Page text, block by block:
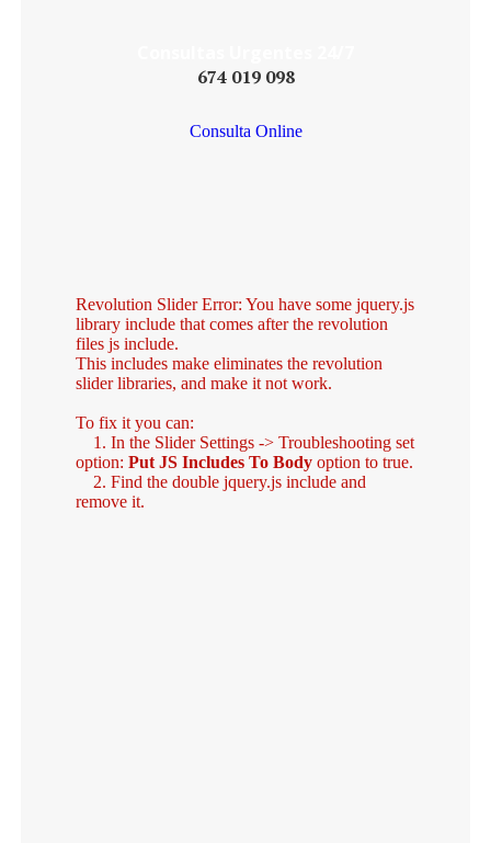
674 019 098
Consulta Online
Revolution Slider Error: You have some jquery.js
library include that comes after the revolution
files js include.
This includes make eliminates the revolution
slider libraries, and make it not work.
To fix it you can:
1. In the Slider Settings -> Troubleshooting set
option: Put JS Includes To Body option to true.
2. Find the double jquery.js include and
remove it.